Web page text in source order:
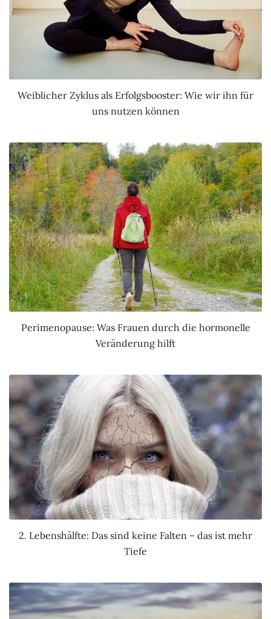
Weiblicher Zyklus als Erfolgsbooster: Wie wir ihn für
uns nutzen können
Perimenopause: Was Frauen durch die hormonelle
Veränderung hilft
2. Lebenshälfte: Das sind keine Falten – das ist mehr
Tiefe